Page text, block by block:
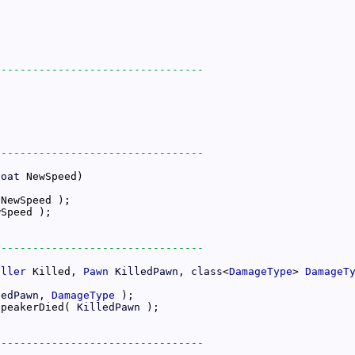
Killed, Pawn KilledPawn , class<DamageType>
, DamageType
KilledPawn